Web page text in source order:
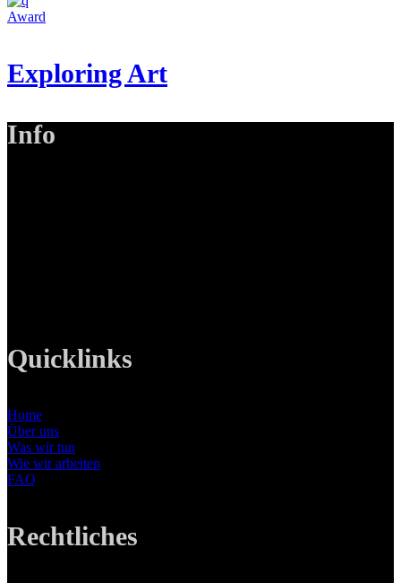
Award
Exploring Art
Info
Quicklinks
Home
Über uns
Was wir tun
Wie wir arbeiten
FAQ
Rechtliches